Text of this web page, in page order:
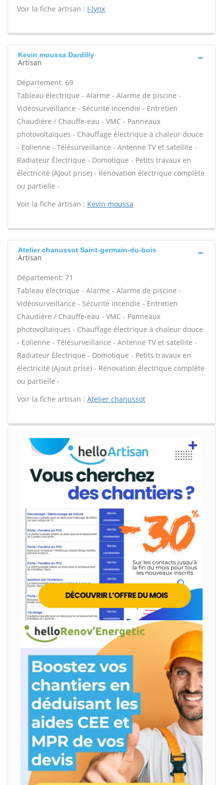
Voir la fiche artisan : I-lynx
Kevin moussa Dardilly
Artisan
Département: 69
Tableau électrique - Alarme - Alarme de piscine -
Vidéosurveillance - Sécurité incendie - Entretien
Chaudière / Chauffe-eau - VMC - Panneaux
photovoltaïques - Chauffage électrique à chaleur douce
- Eolienne - Télésurveillance - Antenne TV et satellite -
Radiateur Électrique - Domotique - Petits travaux en
électricité (Ajout prise) - Rénovation électrique complète
ou partielle -
Voir la fiche artisan : Kevin moussa
Atelier chanussot Saint-germain-du-bois
Artisan
Département: 71
Tableau électrique - Alarme - Alarme de piscine -
Vidéosurveillance - Sécurité incendie - Entretien
Chaudière / Chauffe-eau - VMC - Panneaux
photovoltaïques - Chauffage électrique à chaleur douce
- Eolienne - Télésurveillance - Antenne TV et satellite -
Radiateur Électrique - Domotique - Petits travaux en
électricité (Ajout prise) - Rénovation électrique complète
ou partielle -
Voir la fiche artisan : Atelier chanussot